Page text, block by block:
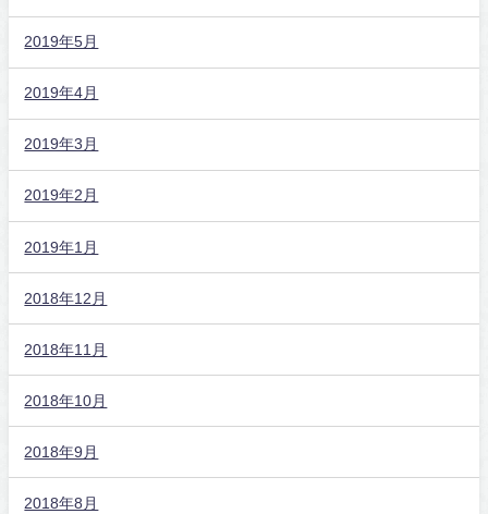
2019年5月
2019年4月
2019年3月
2019年2月
2019年1月
2018年12月
2018年11月
2018年10月
2018年9月
2018年8月